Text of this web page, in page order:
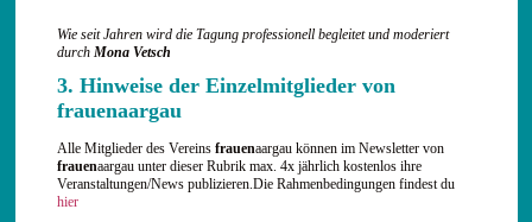
Wie seit Jahren wird die Tagung professionell begleitet und moderiert
durch Mona Vetsch
3. Hinweise der Einzelmitglieder von
frauenaargau
Alle Mitglieder des Vereins frauenaargau können im Newsletter von
frauenaargau unter dieser Rubrik max. 4x jährlich kostenlos ihre
Veranstaltungen/News publizieren.Die Rahmenbedingungen findest du
hier